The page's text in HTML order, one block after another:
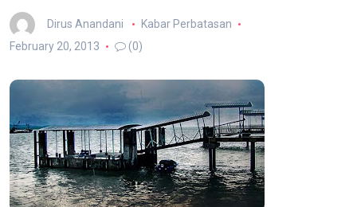
Dirus Anandani
Kabar Perbatasan
February 20, 2013
(0)